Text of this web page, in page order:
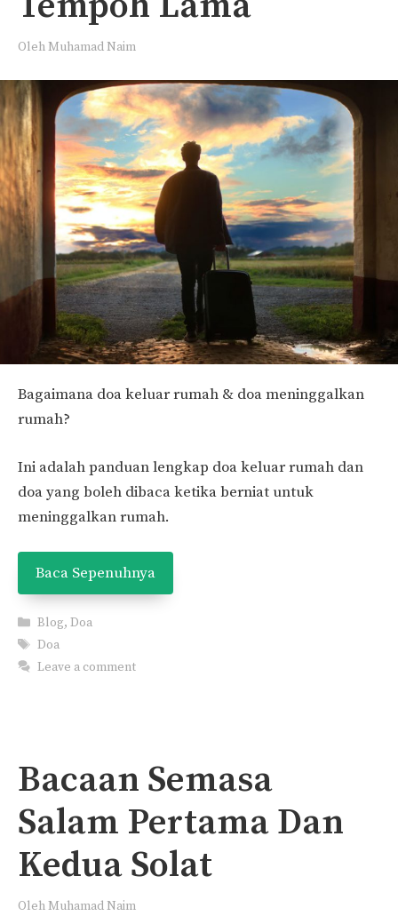
OlehMuhamad Naim
Bagaimana doa keluar rumah & doa meninggalkan
rumah?
Ini adalah panduan lengkap doa keluar rumah dan
doa yang boleh dibaca ketika berniat untuk
meninggalkan rumah.
Baca Sepenuhnya
Categories
Blog,Doa
Tags
Doa
Leave a comment
Bacaan Semasa
Salam Pertama Dan
Kedua Solat
OlehMuhamad Naim